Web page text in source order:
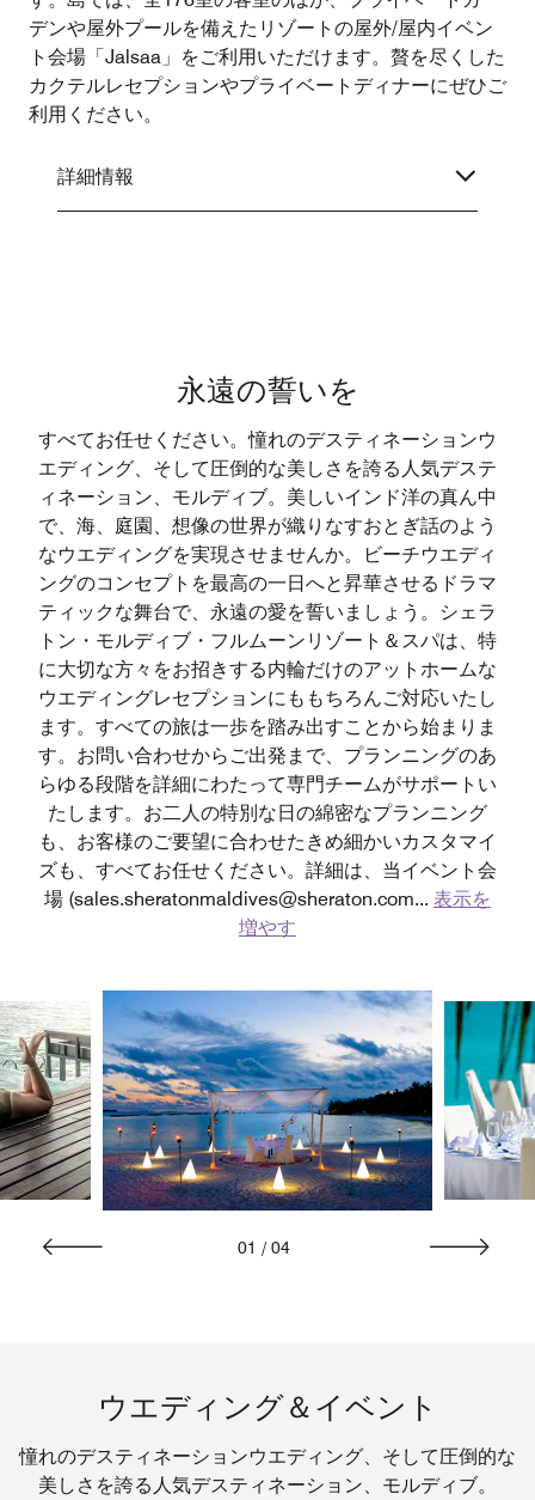
デンや屋外プールを備えたリゾートの屋外/屋内イベン
ト会場「Jalsaa」をご利用いただけます。贅を尽くした
カクテルレセプションやプライベートディナーにぜひご
利用ください。
詳細情報
永遠の誓いを
すべてお任せください。憧れのデスティネーションウ
エディング、そして圧倒的な美しさを誇る人気デステ
ィネーション、モルディブ。美しいインド洋の真ん中
で、海、庭園、想像の世界が織りなすおとぎ話のよう
なウエディングを実現させませんか。ビーチウエディ
ングのコンセプトを最高の一日へと昇華させるドラマ
ティックな舞台で、永遠の愛を誓いましょう。シェラ
トン・モルディブ・フルムーンリゾート＆スパは、特
に大切な方々をお招きする内輪だけのアットホームな
ウエディングレセプションにももちろんご対応いたし
ます。すべての旅は一歩を踏み出すことから始まりま
す。お問い合わせからご出発まで、プランニングのあ
らゆる段階を詳細にわたって専門チームがサポートい
たします。お二人の特別な日の綿密なプランニング
も、お客様のご要望に合わせたきめ細かいカスタマイ
ズも、すべてお任せください。詳細は、当イベント会
場 (sales.sheratonmaldives@sheraton.com... 表示を
増やす
01 / 04
ウエディング＆イベント
憧れのデスティネーションウエディング、そして圧倒的な
美しさを誇る人気デスティネーション、モルディブ。